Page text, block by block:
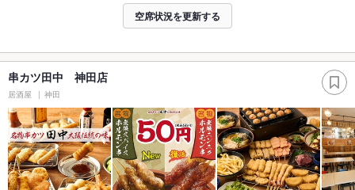
空席状況を更新する
串カツ田中 神田店
居酒屋 神田